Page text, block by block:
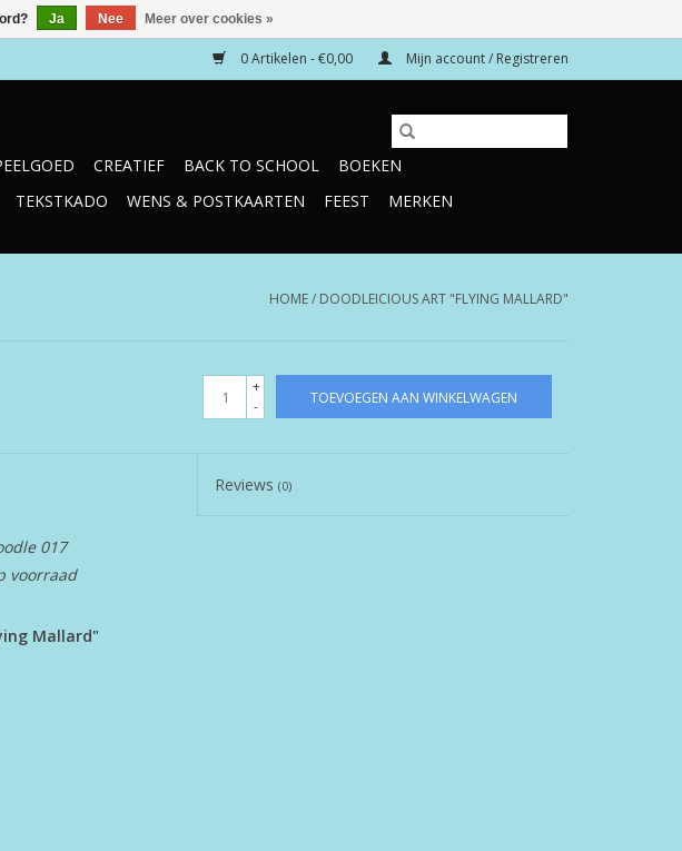
0 Artikelen - €0,00 Mijn account / Registreren
CREATIEF BACK TO SCHOOL
BOEKEN
TEKSTKADO WENS & POSTKAARTEN FEEST MERKEN
HOME/ DOODLEICIOUS ART "FLYING MALLARD"
+
-
TOEVOEGEN AAN WINKELWAGEN
Reviews(0)
017
voorraad
Mallard"
Ja Nee Meer over cookies »